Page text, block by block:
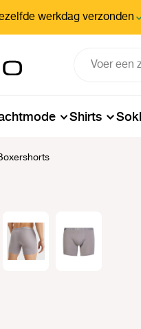
werkdag verzonden
Shirts